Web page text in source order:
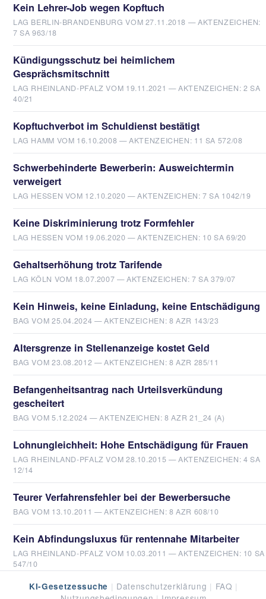
Kein Lehrer-Job wegen Kopftuch
LAG BERLIN-BRANDENBURG VOM 27.11.2018 — AKTENZEICHEN:
7 SA 963/18
Kündigungsschutz bei heimlichem
Gesprächsmitschnitt
LAG RHEINLAND-PFALZ VOM 19.11.2021 — AKTENZEICHEN: 2 SA
40/21
Kopftuchverbot im Schuldienst bestätigt
LAG HAMM VOM 16.10.2008 — AKTENZEICHEN: 11 SA 572/08
Schwerbehinderte Bewerberin: Ausweichtermin
verweigert
LAG HESSEN VOM 12.10.2020 — AKTENZEICHEN: 7 SA 1042/19
Keine Diskriminierung trotz Formfehler
LAG HESSEN VOM 19.06.2020 — AKTENZEICHEN: 10 SA 69/20
Gehaltserhöhung trotz Tarifende
LAG KÖLN VOM 18.07.2007 — AKTENZEICHEN: 7 SA 379/07
Kein Hinweis, keine Einladung, keine Entschädigung
BAG VOM 25.04.2024 — AKTENZEICHEN: 8 AZR 143/23
Altersgrenze in Stellenanzeige kostet Geld
BAG VOM 23.08.2012 — AKTENZEICHEN: 8 AZR 285/11
Befangenheitsantrag nach Urteilsverkündung
gescheitert
BAG VOM 5.12.2024 — AKTENZEICHEN: 8 AZR 21_24 (A)
Lohnungleichheit: Hohe Entschädigung für Frauen
LAG RHEINLAND-PFALZ VOM 28.10.2015 — AKTENZEICHEN: 4 SA
12/14
Teurer Verfahrensfehler bei der Bewerbersuche
BAG VOM 13.10.2011 — AKTENZEICHEN: 8 AZR 608/10
Kein Abfindungsluxus für rentennahe Mitarbeiter
LAG RHEINLAND-PFALZ VOM 10.03.2011 — AKTENZEICHEN: 10 SA
547/10
KI-Gesetzessuche | Datenschutzerklärung | FAQ |